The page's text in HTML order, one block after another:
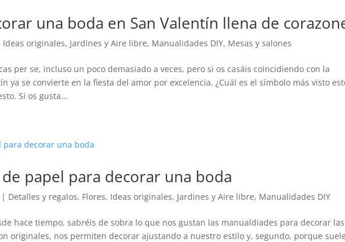
una boda en San Valentín llena de
Ideas originales, Jardines y Aire libre, Manualidades DIY, Mesas y salones
per se, incluso un poco demasiado a veces, pero si os casáis coincidiendo con la
ya se convierte en la fiesta del amor por excelencia. ¿Cuál es el símbolo más visto
Si os gusta...
papel para decorar una boda
| Detalles y regalos, Flores, Ideas originales, Jardines y Aire libre, Manualidades DIY
hace tiempo, sabréis de sobra lo que nos gustan las manualdiades para decorar las
originales, nos permiten decorar ajustando a nuestro estilo y, segundo, porque